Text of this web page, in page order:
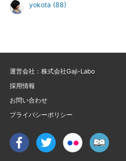
yokota (88)
運営会社：株式会社Gaji-Labo
採用情報
お問い合わせ
プライバシーポリシー